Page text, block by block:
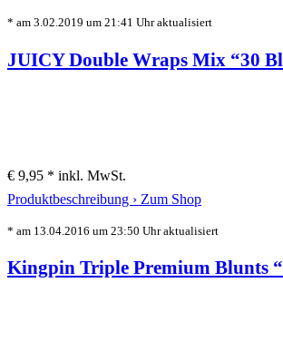
* am 3.02.2019 um 21:41 Uhr aktualisiert
JUICY Double Wraps Mix “30
€ 9,95 * inkl. MwSt.
Produktbeschreibung › Zum Shop
* am 13.04.2016 um 23:50 Uhr aktualisiert
Kingpin Triple Premium Blunts